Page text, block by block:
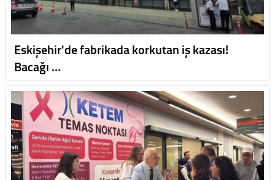
Eskişehir'de fabrikada korkutan iş kazası!
Bacağı …